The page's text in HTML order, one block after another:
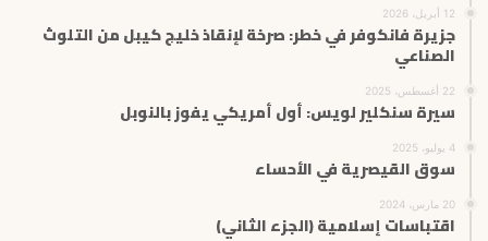
12 أبريل، 2026
جزيرة فانكوفر في خطر: صرخة لإنقاذ خليج كيبل من التلوث
الصناعي
22 أغسطس، 2025
سيرة سنكلير لويس: أول أمريكي يفوز بالنوبل
4 يوليو، 2025
سوق القيصرية في الأحساء
20 مارس، 2024
اقتباسات إسلامية (الجزء الثاني)